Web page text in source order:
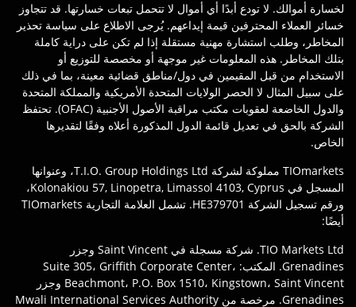
لخسارة أموالك. لا تودع أبدًا أي أموال لا تتحمل تبعات خسارتها. قد تتجاوز
خسائر العملاء المحترفين قيمة إيداعهم. يُرجى الاطلاع على سياسة تحذير
المخاطر، وطلب استشارة مهنية مستقلة إذا لم تكن على دراية كاملة
بتلك المخاطر. هذه المعلومات غير موجهة أو مخصصة للتوزيع أو
الاستخدام من قبل المقيمين في دول/مناطق قضائية معينة، بما في ذلك
على سبيل المثال لا الحصر الولايات المتحدة الأمريكية والمملكة المتحدة
والدول الخاضعة لعقوبات مكتب مراقبة الأصول الأجنبية (OFAC). تحتفظ
الشركة بالحق في تعديل قائمة الدول المذكورة أعلاه وفقًا لتقديرها
الخاص.
TIOmarkets مملوكة لشركة T.I.O. Group Holdings Ltd، وعنوانها
المسجل في Kolonakiou 57, Linopetra, Limassol 4103, Cyprus،
ورقم تسجيل الشركة HE379701. تشمل العلامة التجارية TIOmarkets
أيضًا:
TIO Markets Ltd. شركة مسجلة في Saint Vincent وجزر
Grenadines. المكتب: Suite 305، Griffith Corporate Center،
Beachmont، P.O. Box 1510، Kingstown، Saint Vincent وجزر
Grenadines. مرخصة من Mwali International Services Authority